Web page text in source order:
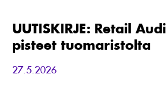
täydet
pisteet
tuomaristolta
UUTISKIRJE: Retail
pisteet tuomaristolta
27.5.2026